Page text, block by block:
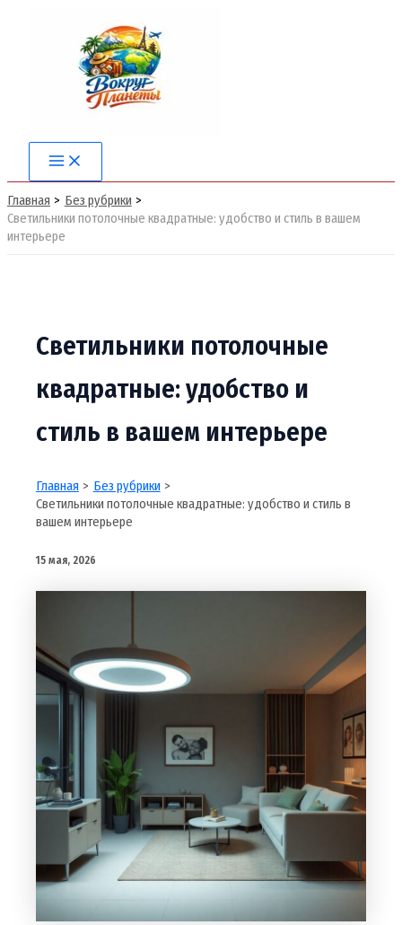
содержимому
Main
Menu
Главная
Без рубрики
Светильники потолочные квадратные: удобство и стиль в вашем
интерьере
Светильники потолочные
квадратные: удобство и
стиль в вашем интерьере
Главная
Без рубрики
Светильники потолочные квадратные: удобство и стиль в
вашем интерьере
15 мая, 2026